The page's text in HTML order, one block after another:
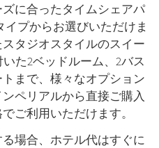
に合ったタイムシェアパ
プからお選びいただけま
タジオスタイルのスイー
た2ベッドルーム、2バス
まで、様々なオプション
ペリアルから直接ご購入
ご利用いただけます。
場合、ホテル代はすぐに